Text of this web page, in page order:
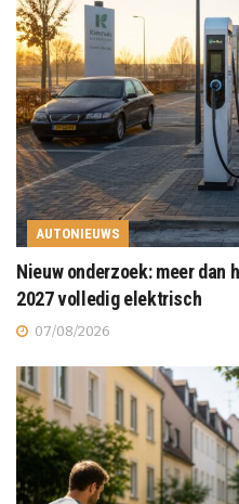
AUTONIEUWS
Nieuw onderzoek: meer dan
2027 volledig elektrisch
07/08/2026